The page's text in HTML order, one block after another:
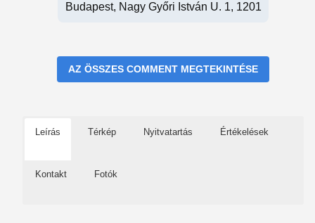
Budapest, Nagy Győri István U. 1, 1201
AZ ÖSSZES COMMENT MEGTEKINTÉSE
Leírás Térkép Nyitvatartás Értékelések
Kontakt Fotók